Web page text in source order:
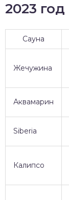
2023 год
Сауна
Жечужина
Аквамарин
Siberia
Калипсо